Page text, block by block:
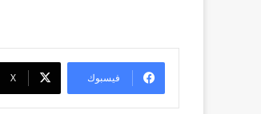
فيسبوك ‫X